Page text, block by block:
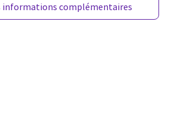
informations complémentaires